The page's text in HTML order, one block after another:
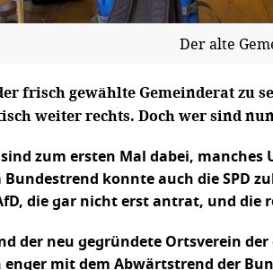
Der alte
frisch gewählte Gemeinderat zu
weiter rechts. Doch wer sind
zum ersten Mal dabei,
Bundestrend konnte auch die
die gar nicht erst antrat, und die
der neu gegründete Ortsverein
mit dem Abwärtstrend der